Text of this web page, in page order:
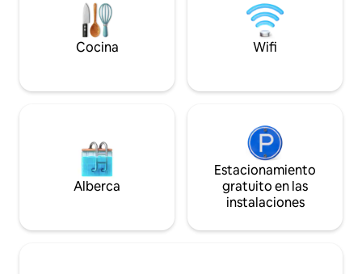
Con un libro en la mano y los pies en el
lavabo de agua fría, puedes relajarte y
recargar las pilas en los días calurosos de
verano. El baño con ducha doble e
planta baja de la casa. Los dos
Cada dormitorio tiene acceso directo a
la terraza con muebles de salón. Una
gran noche de sueño. Puedes escuchar
el viento en las palmeras y el surf a lo
todas las áreas mientras alquilan toda la
Incluye cocina de
de fibra, TV,
Capacidad para 4
Cocina Wifi
Alberca
Estacionamiento
gratuito en las
instalaciones